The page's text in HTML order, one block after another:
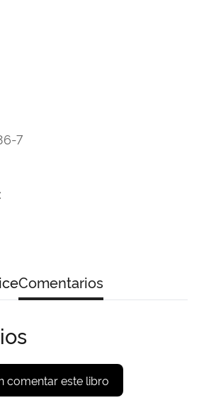
7
Comentarios
comentar este libro